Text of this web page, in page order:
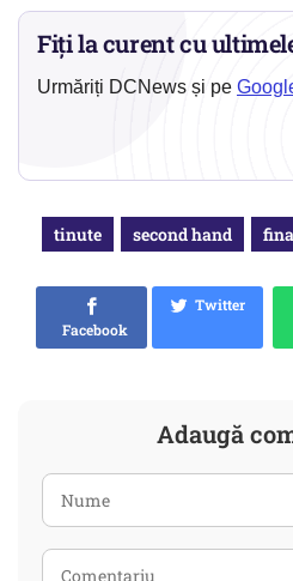
Fiți la curent cu
Urmăriți DCNews și pe
tinute second hand
Facebook
Twitter
Adaugă